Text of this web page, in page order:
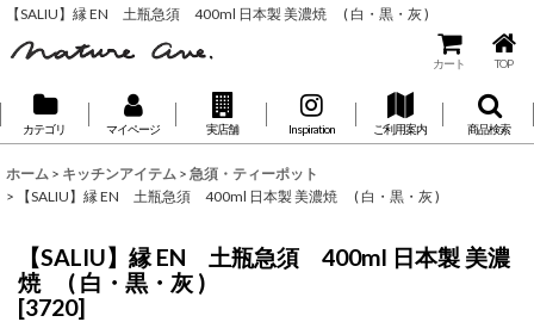
【SALIU】縁 EN 土瓶急須 400ml 日本製 美濃焼 ( 白・黒・灰 )
カート TOP
カテゴリ マイページ 実店舗 Inspiration ご利用案内 商品検索
ホーム > キッチンアイテム > 急須・ティーポット
>
【SALIU】縁 EN 土瓶急須 400ml 日本製 美濃焼 ( 白・黒・灰 )
【SALIU】縁 EN 土瓶急須 400ml 日本製 美濃
焼 ( 白・黒・灰 )
[3720]